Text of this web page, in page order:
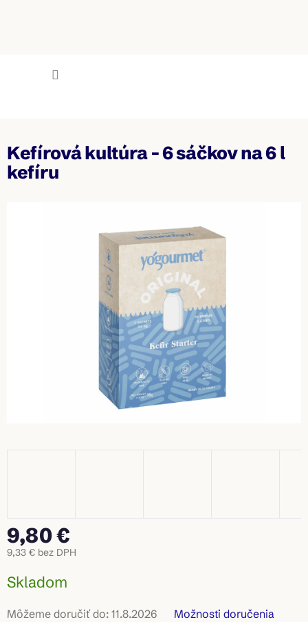
Kefírová kultúra - 6 sáčkov na 6 l
kefíru
9,80 €
9,33 € bez DPH
Jednotková
cena:
Skladom
Môžeme doručiť do: 11.8.2026 Možnosti doručenia